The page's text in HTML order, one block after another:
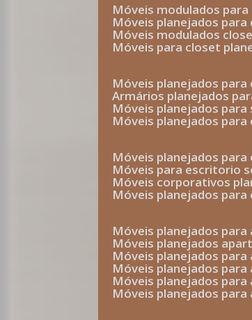
móveis modulados
móveis planejados
móveis modulados
móveis para closet
móveis planejados
armários planejados
móveis planejados
móveis planejados
móveis planejados
móveis para escritorio
móveis corporativos
móveis planejados
móveis planejados
móveis planejados
móveis planejados
móveis planejados
móveis planejados
móveis planejados